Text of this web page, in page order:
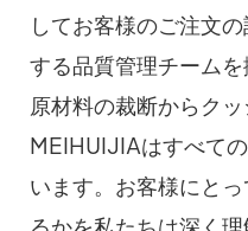
してお客様のご注文
する品質管理チームを
原材料の裁断からクッ
MEIHUIJIAはすべて
います。お客様にと